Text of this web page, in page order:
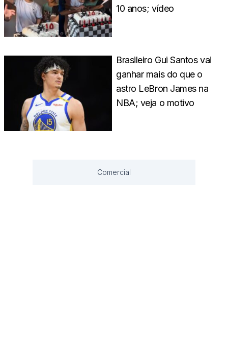
10 anos; vídeo
Brasileiro Gui Santos vai
ganhar mais do que o
astro LeBron James na
NBA; veja o motivo
Comercial